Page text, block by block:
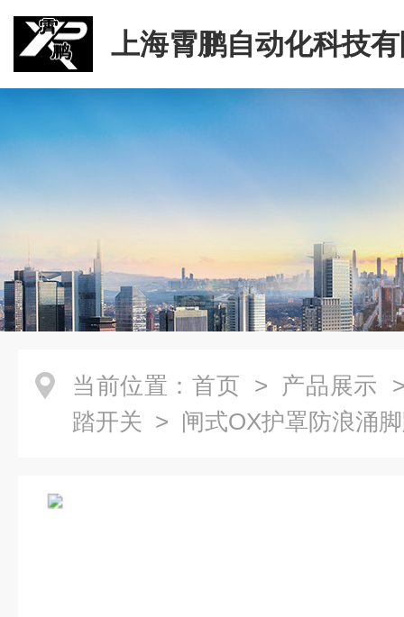
上海霄鹏自动化科技
当前位置： 首页 > 产品展示
踏开关 > 闸式OX护罩防浪涌